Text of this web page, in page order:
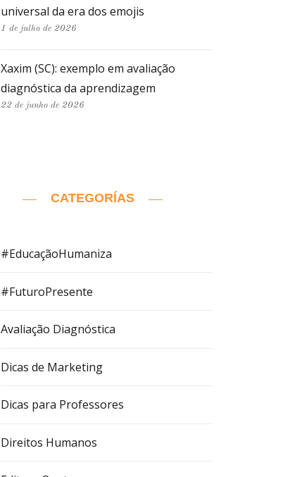
universal da era dos emojis
1 de julho de 2026
Xaxim (SC): exemplo em avaliação
diagnóstica da aprendizagem
22 de junho de 2026
CATEGORÍAS
#EducaçãoHumaniza
#FuturoPresente
Avaliação Diagnóstica
Dicas de Marketing
Dicas para Professores
Direitos Humanos